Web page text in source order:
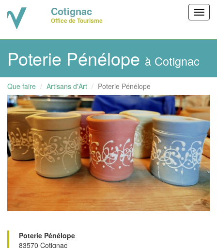
Cotignac
Office de Tourisme
Poterie Pénélope à Cotignac
Que faire Artisans d'Art Poterie Pénélope
Poterie Pénélope
83570 Cotignac